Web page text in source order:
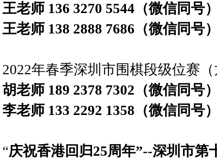
王老师 136 3270 5544（微信同号
王老师 138 2888 7686（微信同号
2022年春季深圳市围棋段级位赛
胡老师 189 2378 7302（微信同号
李老师 133 2292 1358（微信同号
“庆祝香港回归25周年”--深圳市